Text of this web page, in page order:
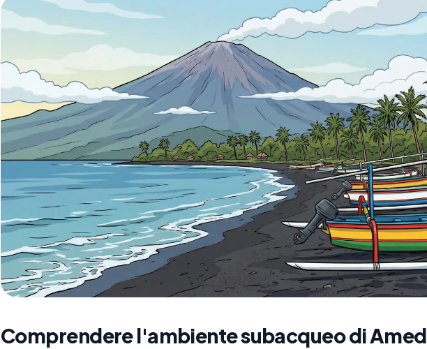
Comprendere l'ambiente subacqueo di Amed